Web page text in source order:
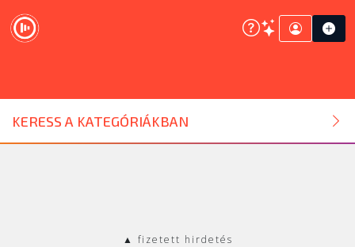
KERESS A KATEGÓRIÁKBAN
DJ ESZKÖZ
HANGTECHNIKA
▲ fizetett hirdetés